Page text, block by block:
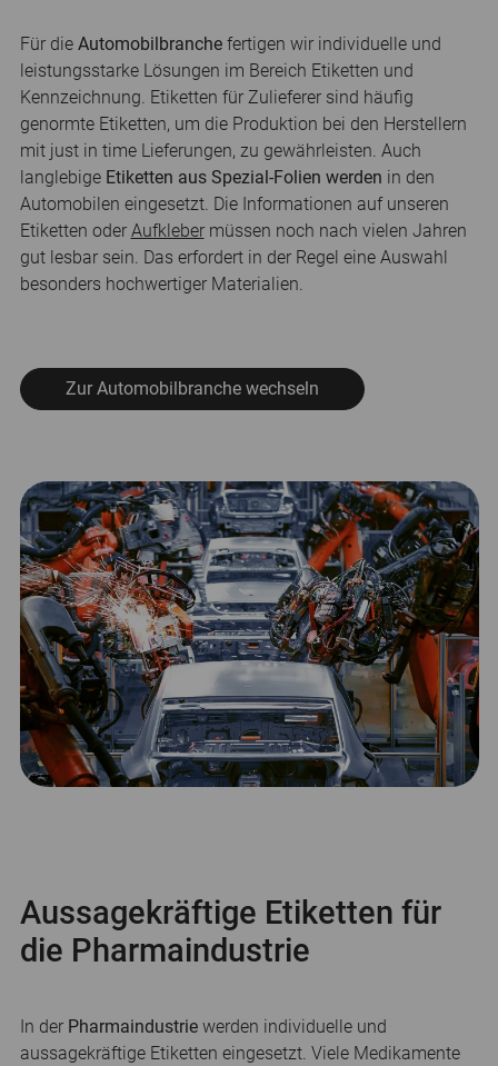
Für die Automobilbranchefertigen wir individuelle und
leistungsstarke Lösungen im Bereich Etiketten und
Kennzeichnung. Etiketten für Zulieferer sind häufig
genormte Etiketten, um die Produktion bei den Herstellern
mit just in time Lieferungen, zu gewährleisten. Auch
langlebige Etiketten aus Spezial-Folien werden in den
Automobilen eingesetzt. Die Informationen auf unseren
Etiketten oder Aufklebermüssen noch nach vielen Jahren
gut lesbar sein. Das erfordert in der Regel eine Auswahl
besonders hochwertiger Materialien.
Zur Automobilbranche wechseln
Aussagekräftige Etiketten für
die Pharmaindustrie
In der Pharmaindustrie werden individuelle und
aussagekräftige Etiketten eingesetzt. Viele Medikamente